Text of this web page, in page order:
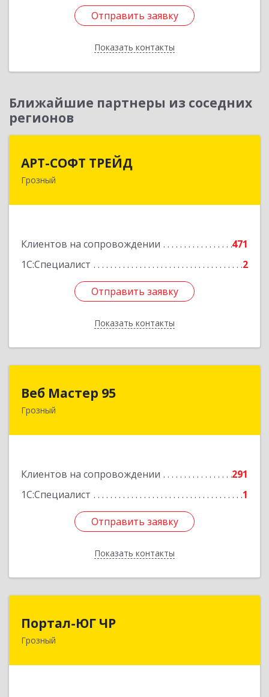
Отправить заявку
Показать контакты
Отправить заявку
Назад
Ближайшие партнеры из соседних
регионов
АРТ-СОФТ ТРЕЙД
Грозный
Клиентов на сопровождении
471
1С:Специалист
2
Отправить заявку
Показать контакты
364013, Чеченская Респ, Грозный г, Полярников
Отправить заявку
Назад
Веб Мастер 95
Грозный
Клиентов на сопровождении
291
1С:Специалист
1
Отправить заявку
Показать контакты
Подробнее
Отправить заявку
Назад
Портал-ЮГ ЧР
Грозный
364906, Чеченская Респ, Грозный г, Путина пр-